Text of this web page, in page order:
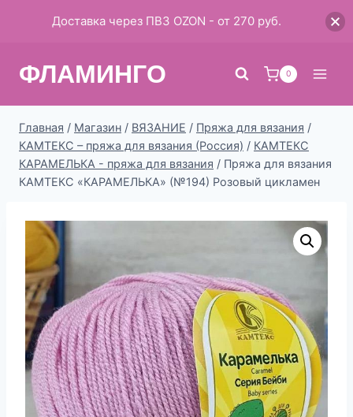
ФЛАМИНГО 0
Главная / Магазин / ВЯЗАНИЕ / Пряжа для вязания /
КАМТЕКС – пряжа для вязания (Россия) / КАМТЕКС
КАРАМЕЛЬКА - пряжа для вязания / Пряжа для вязания
КАМТЕКС «КАРАМЕЛЬКА» (№194) Розовый цикламен
Доставка через ПВЗ OZON - от 270 руб.